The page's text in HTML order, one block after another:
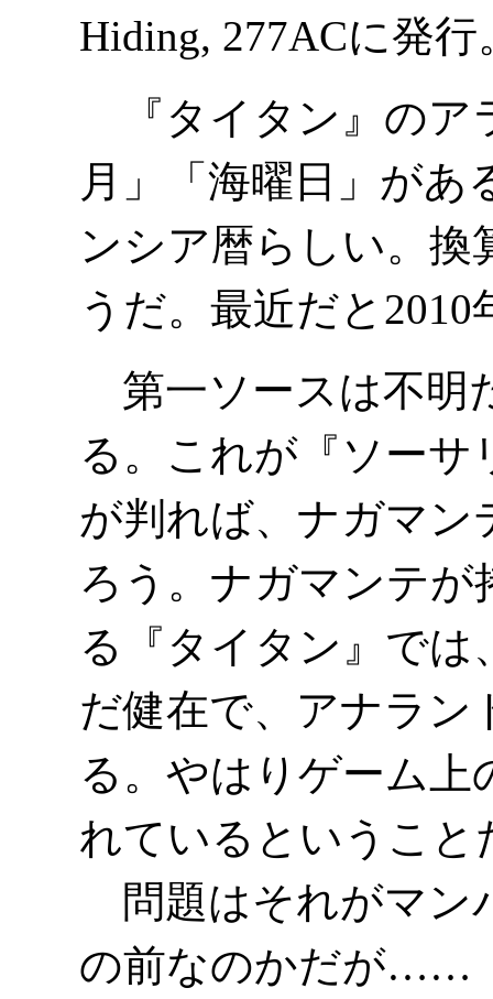
Hiding, 277ACに発
『タイタン』のア
月」「海曜日」が
ンシア暦らしい。換
うだ。最近だと2010
第一ソースは不明
る。これが『ソーサ
が判れば、ナガマン
ろう。ナガマンテ
る『タイタン』では
だ健在で、アナラン
る。やはりゲーム上
れているということ
問題はそれがマン
の前なのかだが……